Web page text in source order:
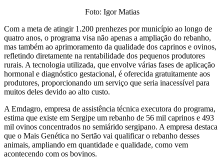
Foto: Igor Matias
Com a meta de atingir 1.200 prenhezes por município ao longo de
quatro anos, o programa visa não apenas a ampliação do rebanho,
mas também ao aprimoramento da qualidade dos caprinos e ovinos,
refletindo diretamente na rentabilidade dos pequenos produtores
rurais. A tecnologia utilizada, que envolve várias fases de aplicação
hormonal e diagnóstico gestacional, é oferecida gratuitamente aos
produtores, proporcionando um serviço que seria inacessível para
muitos deles devido ao alto custo.
A Emdagro, empresa de assistência técnica executora do programa,
estima que existe em Sergipe um rebanho de 56 mil caprinos e 493
mil ovinos concentrados no semiárido sergipano. A empresa destaca
que o Mais Genética no Sertão vai qualificar o rebanho desses
animais, ampliando em quantidade e qualidade, como vem
acontecendo com os bovinos.